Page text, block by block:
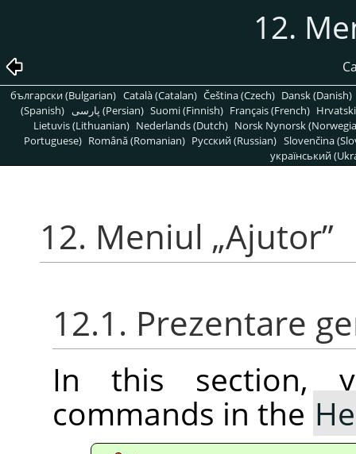
12.
български (Bulgarian) Català (Catalan) Čeština (Czech) Dansk (Danish)
(Spanish)
پارسی (Persian) Suomi (Finnish) Français (French)
Lietuvis (Lithuanian) Nederlands (Dutch) Norsk Nynorsk
Portuguese) Română (Romanian) Pусский (Russian) Slovenčina
український
12. Meniul „Ajutor”
12.1. Prezentare
In this section,
commands in the